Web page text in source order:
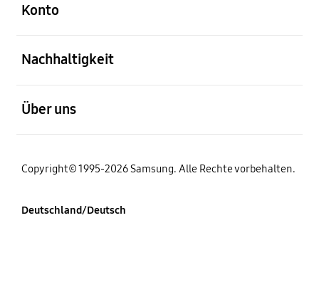
Konto
Nachhaltigkeit
Über uns
Copyright© 1995-2026 Samsung. Alle Rechte vorbehalten.
Deutschland/Deutsch